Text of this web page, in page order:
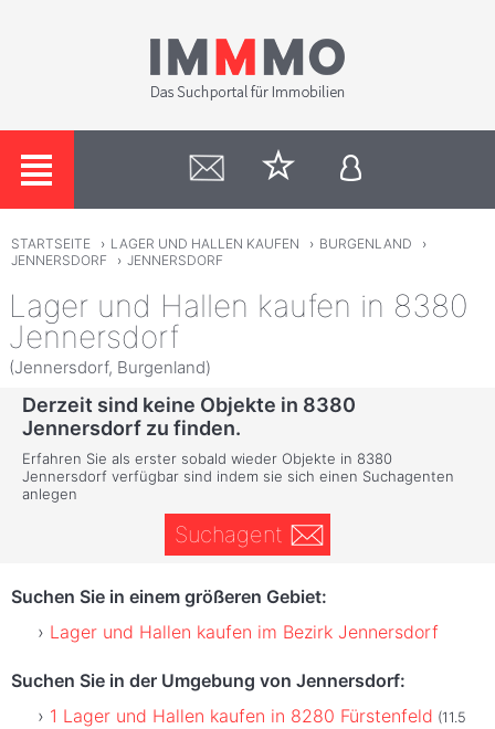
STARTSEITE › LAGER UND HALLEN KAUFEN › BURGENLAND
›
JENNERSDORF
› JENNERSDORF
Lager und Hallen kaufen in 8380
Jennersdorf
(Jennersdorf, Burgenland)
Derzeit sind keine Objekte in 8380
Jennersdorf zu finden.
Erfahren Sie als erster sobald wieder Objekte in 8380
Jennersdorf verfügbar sind indem sie sich einen Suchagenten
anlegen
Suchagent
Suchen Sie in einem größeren Gebiet:
Lager und Hallen kaufen im Bezirk Jennersdorf
Suchen Sie in der Umgebung von Jennersdorf:
1 Lager und Hallen kaufen in 8280 Fürstenfeld (11.5